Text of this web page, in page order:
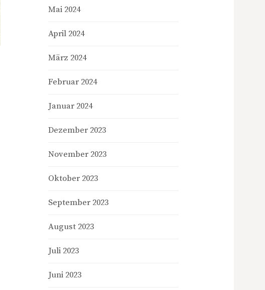
Mai 2024
April 2024
März 2024
Februar 2024
Januar 2024
Dezember 2023
November 2023
Oktober 2023
September 2023
August 2023
Juli 2023
Juni 2023